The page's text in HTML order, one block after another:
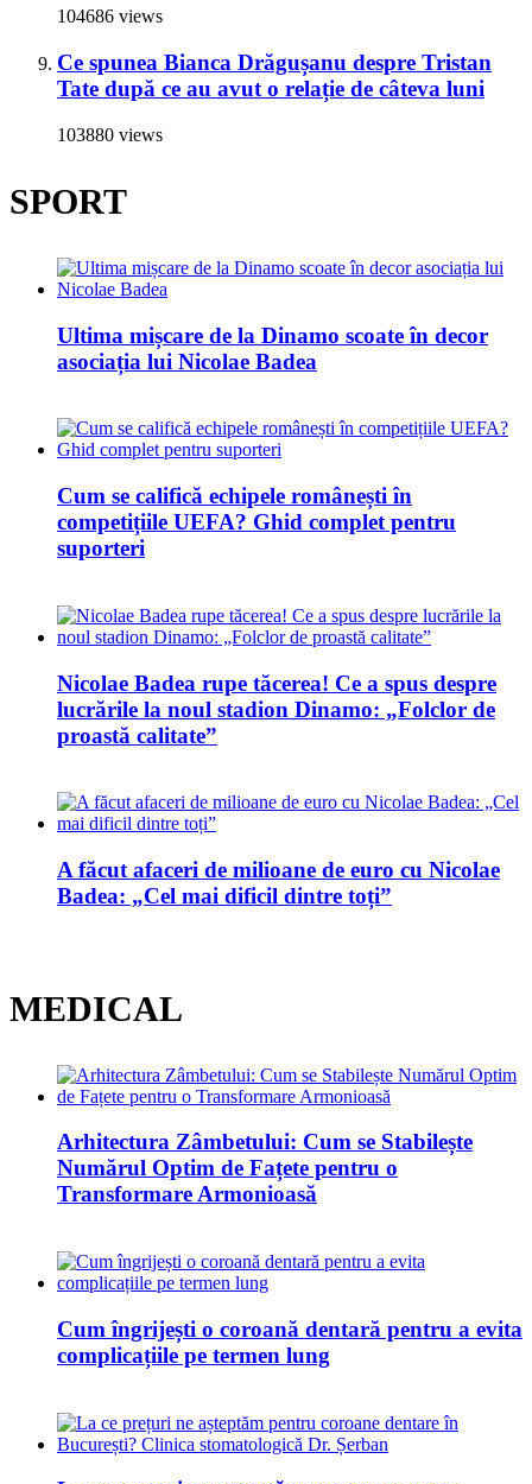
104686 views
Ce spunea Bianca Drăgușanu despre Tristan
Tate după ce au avut o relație de câteva luni
103880 views
SPORT
Ultima mișcare de la Dinamo scoate în decor
asociația lui Nicolae Badea
Cum se califică echipele românești în
competițiile UEFA? Ghid complet pentru
suporteri
Nicolae Badea rupe tăcerea! Ce a spus despre
lucrările la noul stadion Dinamo: „Folclor de
proastă calitate”
A făcut afaceri de milioane de euro cu Nicolae
Badea: „Cel mai dificil dintre toți”
MEDICAL
Arhitectura Zâmbetului: Cum se Stabilește
Numărul Optim de Fațete pentru o
Transformare Armonioasă
Cum îngrijești o coroană dentară pentru a evita
complicațiile pe termen lung